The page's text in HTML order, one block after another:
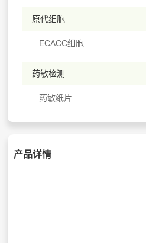
原代细胞
ECACC细胞
药敏检测
药敏纸片
产品详情